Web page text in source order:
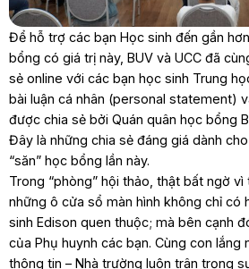
Để hỗ trợ các bạn Học sinh đến gần
bổng có giá trị này, BUV và UCC đã
sẻ online với các bạn học sinh Trung
bài luận cá nhân (personal statement)
được chia sẻ bởi Quán quân học bổng
Đây là những chia sẻ đáng giá dành
“săn” học bổng lần này.
Trong “phòng” hội thảo, thật bất ngờ
những ô cửa sổ màn hình không chỉ có
sinh Edison quen thuộc; mà bên cạnh
của Phụ huynh các bạn. Cùng con lắng
thông tin – Nhà trường luôn trân trọng